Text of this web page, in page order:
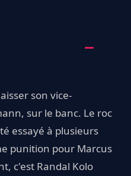
son vice-
sur le banc. Le roc
essayé à plusieurs
punition pour Marcus
c'est Randal Kolo